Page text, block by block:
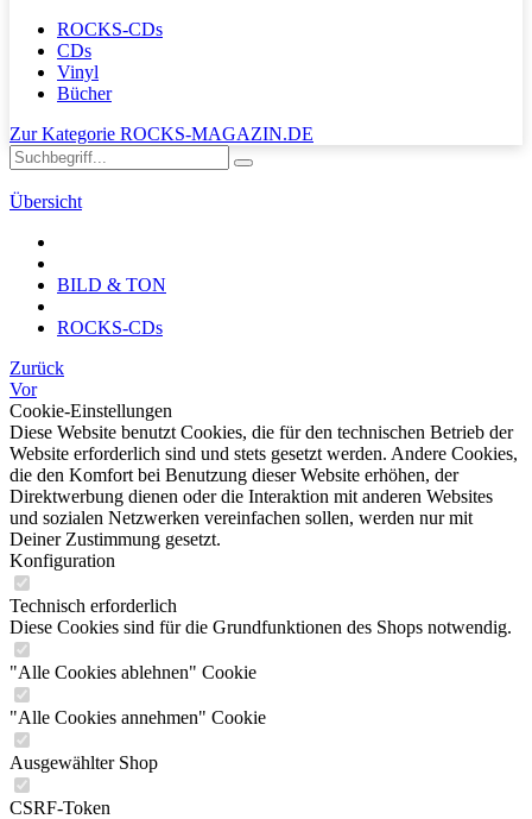
ROCKS-CDs
CDs
Vinyl
Bücher
Zur Kategorie ROCKS-MAGAZIN.DE
Übersicht
BILD & TON
ROCKS-CDs
Zurück
Vor
Cookie-Einstellungen
Diese Website benutzt Cookies, die für den technischen Betrieb der
Website erforderlich sind und stets gesetzt werden. Andere Cookies,
die den Komfort bei Benutzung dieser Website erhöhen, der
Direktwerbung dienen oder die Interaktion mit anderen Websites
und sozialen Netzwerken vereinfachen sollen, werden nur mit
Deiner Zustimmung gesetzt.
Konfiguration
Technisch erforderlich
Diese Cookies sind für die Grundfunktionen des Shops notwendig.
"Alle Cookies ablehnen" Cookie
"Alle Cookies annehmen" Cookie
Ausgewählter Shop
CSRF-Token